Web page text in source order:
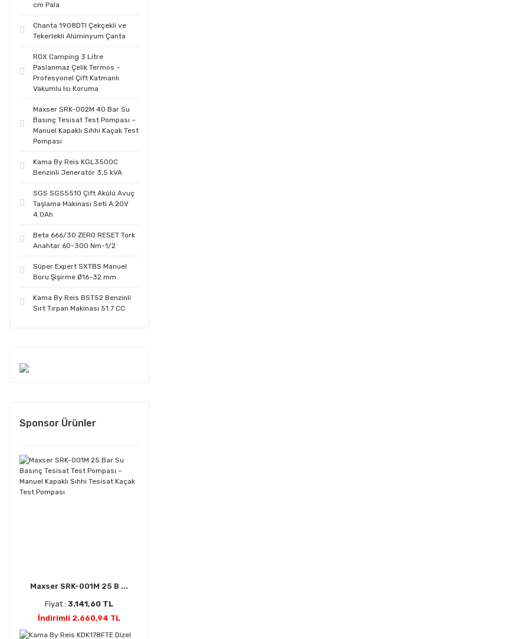
cm Pala
Chanta 1908DTI Çekçekli ve
Tekerlekli Alüminyum Çanta
ROX Camping 3 Litre
Paslanmaz Çelik Termos -
Profesyonel Çift Katmanlı
Vakumlu Isı Koruma
Maxser SRK-002M 40 Bar Su
Basınç Tesisat Test Pompası –
Manuel Kapaklı Sıhhi Kaçak Test
Pompası
Kama By Reis KGL3500C
Benzinli Jeneratör 3,5 kVA
SGS SGS5510 Çift Akülü Avuç
Taşlama Makinası Seti A 20V
4.0Ah
Beta 666/30 ZERO RESET Tork
Anahtar 60-300 Nm-1/2
Süper Expert SXTBS Manuel
Boru Şişirme Ø16-32 mm
Kama By Reis BST52 Benzinli
Sırt Tırpan Makinası 51.7 CC
Sponsor Ürünler
Maxser SRK-001M 25 B ...
Fiyat :3.141,60 TL
İndirimli 2.660,94 TL